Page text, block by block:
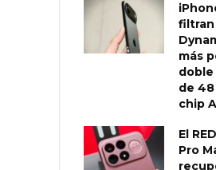
filtran
más
doble
de 48
chip
El
Pro